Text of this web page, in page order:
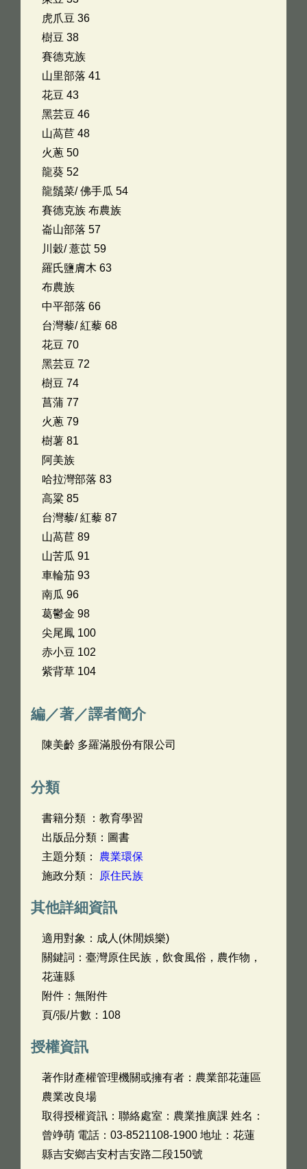
虎爪豆 36
樹豆 38
賽德克族
山里部落 41
花豆 43
黑芸豆 46
山萵苣 48
火蔥 50
龍葵 52
龍鬚菜/ 佛手瓜 54
賽德克族 布農族
崙山部落 57
川穀/ 薏苡 59
羅氏鹽膚木 63
布農族
中平部落 66
台灣藜/ 紅藜 68
花豆 70
黑芸豆 72
樹豆 74
菖蒲 77
火蔥 79
樹薯 81
阿美族
哈拉灣部落 83
高粱 85
台灣藜/ 紅藜 87
山萵苣 89
山苦瓜 91
車輪茄 93
南瓜 96
葛鬱金 98
尖尾鳳 100
赤小豆 102
紫背草 104
編／著／譯者簡介
陳美齡 多羅滿股份有限公司
分類
書籍分類 ：教育學習
出版品分類：圖書
主題分類： 農業環保
施政分類：
原住民族
其他詳細資訊
適用對象：成人(休閒娛樂)
關鍵詞：臺灣原住民族，飲食風俗，農作物，
花蓮縣
附件：無附件
頁/張/片數：108
授權資訊
著作財產權管理機關或擁有者：農業部花蓮區
農業改良場
取得授權資訊：聯絡處室：農業推廣課 姓名：
曾竫萌 電話：03-8521108-1900 地址：花蓮
縣吉安鄉吉安村吉安路二段150號